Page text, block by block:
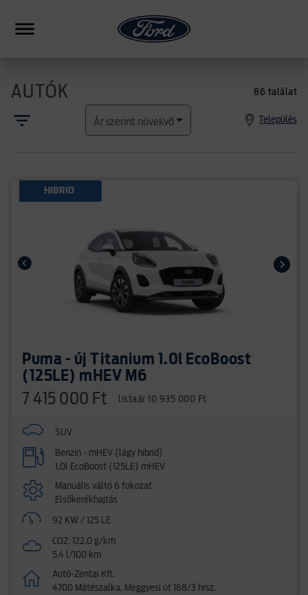
AUTÓK 86 találat
Település
Ár szerint növekvő
HIBRID
Puma - új Titanium 1.0l EcoBoost
(125LE) mHEV M6
7 415 000 Ft listaár 10 935 000 Ft
SUV
Benzin - mHEV (lágy hibrid)
1.0l EcoBoost (125LE) mHEV
Manuális váltó 6 fokozat
Elsőkerékhajtás
92 KW / 125 LE
CO2: 122.0 g/km
5.4 l/100 km
Autó-Zentai Kft.
4700 Mátészalka, Meggyesi út 168/3 hrsz.